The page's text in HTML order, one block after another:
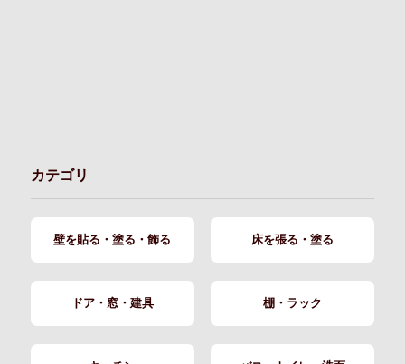
カテゴリ
壁を貼る・塗る・飾る 床を張る・塗る
ドア・窓・建具 棚・ラック